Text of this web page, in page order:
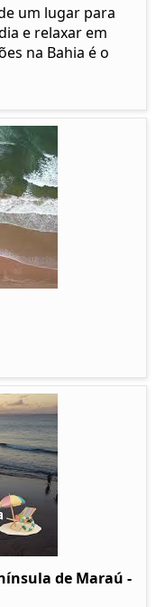
um lugar para
e relaxar em
na Bahia é o
de Maraú -